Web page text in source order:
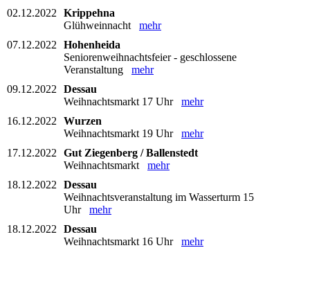
02.12.2022
Krippehna
Glühweinnacht mehr
07.12.2022
Hohenheida
Seniorenweihnachtsfeier - geschlossene
Veranstaltung mehr
09.12.2022
Dessau
Weihnachtsmarkt 17 Uhr mehr
16.12.2022
Wurzen
Weihnachtsmarkt 19 Uhr mehr
17.12.2022
Gut Ziegenberg / Ballenstedt
Weihnachtsmarkt mehr
18.12.2022
Dessau
Weihnachtsveranstaltung im Wasserturm 15
Uhr mehr
18.12.2022
Dessau
Weihnachtsmarkt 16 Uhr mehr